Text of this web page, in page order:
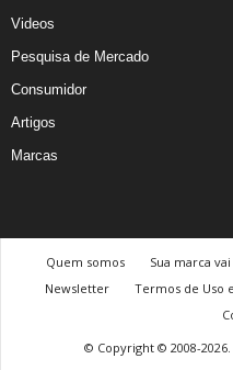
Videos
Pesquisa de Mercado
Consumidor
Artigos
Marcas
Quem somos Sua marca
Newsletter
Termos de Uso
© Copyright © 2008-